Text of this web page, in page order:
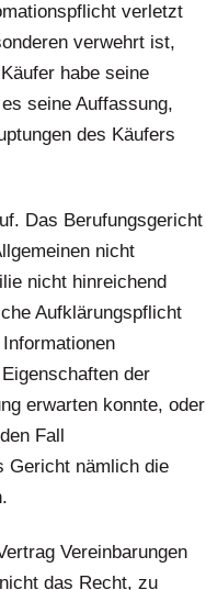
verletzt
verwehrt ist,
habe seine
seine Auffassung,
des Käufers
Das Berufungsgericht
nicht
nicht hinreichend
Aufklärungspflicht
der
erwarten konnte, oder
Fall
Gericht nämlich die
Vereinbarungen
das Recht, zu